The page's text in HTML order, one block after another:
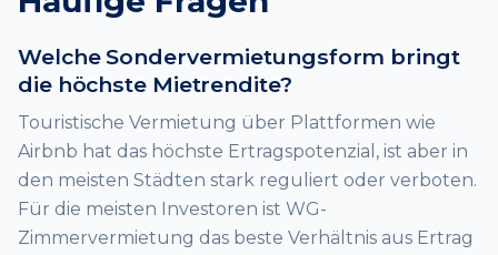
Welche Sondervermietungsform bringt
die höchste Mietrendite?
Touristische Vermietung über Plattformen wie
Airbnb hat das höchste Ertragspotenzial, ist aber in
den meisten Städten stark reguliert oder verboten.
Für die meisten Investoren ist WG-
Zimmervermietung das beste Verhältnis aus Ertrag